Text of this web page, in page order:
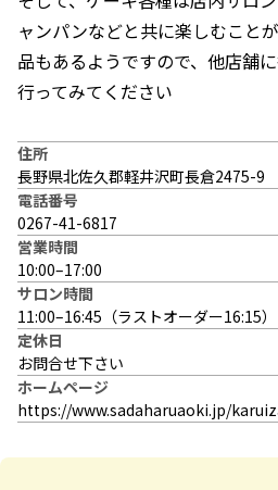
ャンパンなどと共に楽しむこと
品もあるようですので、他店舗
行ってみてください
住所
長野県北佐久郡軽井沢町長倉2475-9
電話番号
0267-41-6817
営業時間
10:00–17:00
サロン時間
11:00–16:45（ラストオーダー16:15）
定休日
お問合せ下さい
ホームページ
https://www.sadaharuaoki.jp/